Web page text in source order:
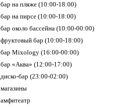
бар на пляже (10:00-18:00)
бар на пирсе (10:00-18:00)
бар около бассейна (10:00-00:00)
фруктовый бар (10:00-18:00)
бар Mixology (16:00-00:00)
бар «Аква» (12:00-17:00)
диско-бар (23:00-02:00)
магазины
амфитеатр